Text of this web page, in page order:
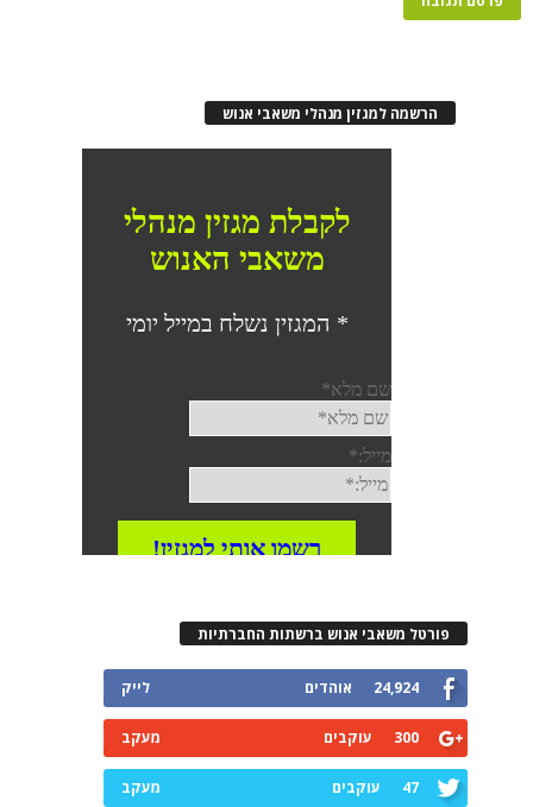
הרשמה למגזין מנהלי משאבי אנוש
פורטל משאבי אנוש ברשתות החברתיות
24,924 אוהדים לייק
300 עוקבים מעקב
47 עוקבים מעקב